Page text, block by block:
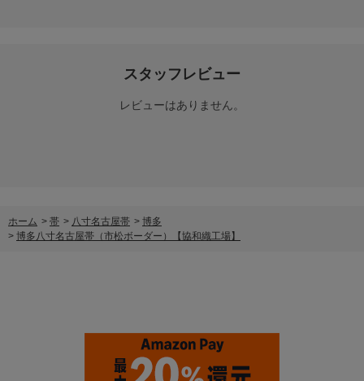
スタッフレビュー
レビューはありません。
ホーム > 帯 > 八寸名古屋帯 > 博多
> 博多八寸名古屋帯（市松ボーダー）【協和織工場】